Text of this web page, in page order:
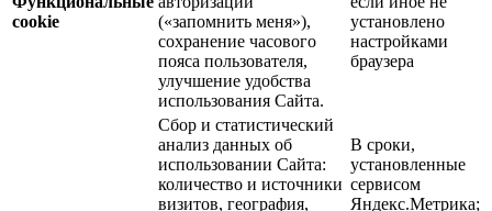
cookie
(«запомнить меня»),
сохранение часового
пояса пользователя,
улучшение удобства
использования Сайта.
установлено
настройками
браузера
Сбор и статистический
анализ данных об
использовании Сайта:
количество и источники
визитов, география,
В сроки,
установленные
сервисом
Яндекс.Метрика;